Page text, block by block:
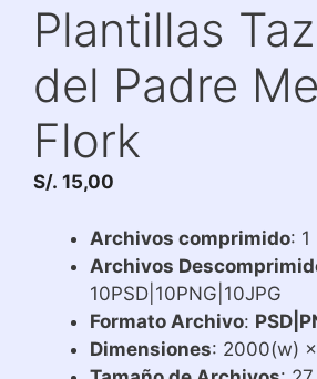
Plantillas
del Padre
Flork
S/. 15,00
Archivos comprimido: 1
Archivos
10PSD|10PNG|10JPG
Formato Archivo:
Dimensiones: 2000(w)